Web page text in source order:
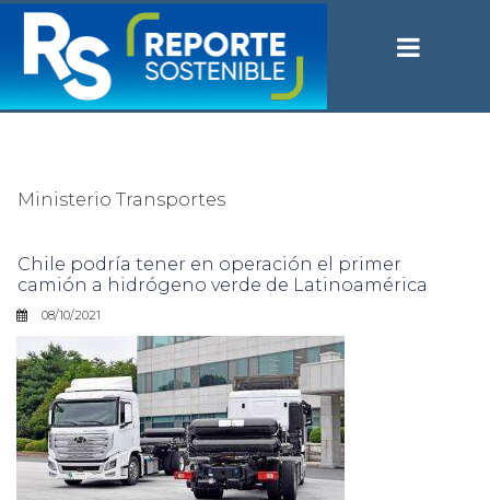
Ministerio Transportes
Chile podría tener en operación el primer
camión a hidrógeno verde de Latinoamérica
08/10/2021